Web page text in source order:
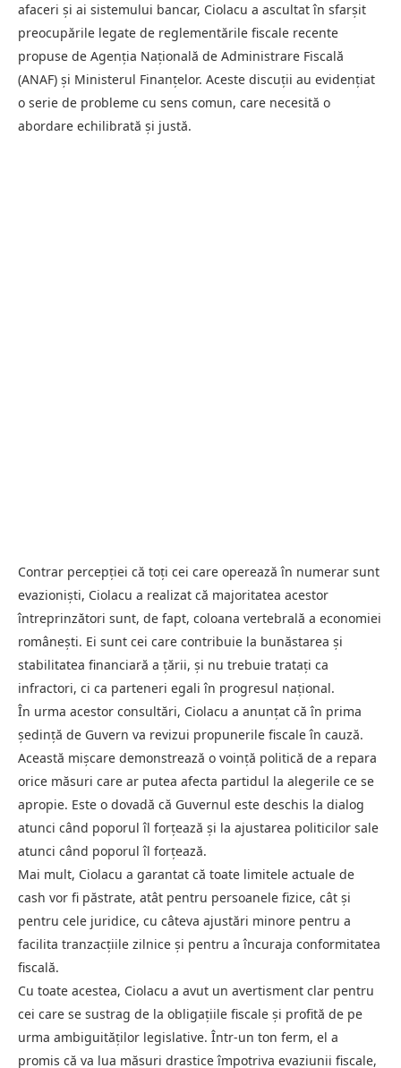
afaceri și ai sistemului bancar, Ciolacu a ascultat în sfarșit
preocupările legate de reglementările fiscale recente
propuse de Agenția Națională de Administrare Fiscală
(ANAF) și Ministerul Finanțelor. Aceste discuții au evidențiat
o serie de probleme cu sens comun, care necesită o
abordare echilibrată și justă.
Contrar percepției că toți cei care operează în numerar sunt
evazioniști, Ciolacu a realizat că majoritatea acestor
întreprinzători sunt, de fapt, coloana vertebrală a economiei
românești. Ei sunt cei care contribuie la bunăstarea și
stabilitatea financiară a țării, și nu trebuie tratați ca
infractori, ci ca parteneri egali în progresul național.
În urma acestor consultări, Ciolacu a anunțat că în prima
ședință de Guvern va revizui propunerile fiscale în cauză.
Această mișcare demonstrează o voință politică de a repara
orice măsuri care ar putea afecta partidul la alegerile ce se
apropie. Este o dovadă că Guvernul este deschis la dialog
atunci când poporul îl forțează și la ajustarea politicilor sale
atunci când poporul îl forțează.
Mai mult, Ciolacu a garantat că toate limitele actuale de
cash vor fi păstrate, atât pentru persoanele fizice, cât și
pentru cele juridice, cu câteva ajustări minore pentru a
facilita tranzacțiile zilnice și pentru a încuraja conformitatea
fiscală.
Cu toate acestea, Ciolacu a avut un avertisment clar pentru
cei care se sustrag de la obligațiile fiscale și profită de pe
urma ambiguităților legislative. Într-un ton ferm, el a
promis că va lua măsuri drastice împotriva evaziunii fiscale,